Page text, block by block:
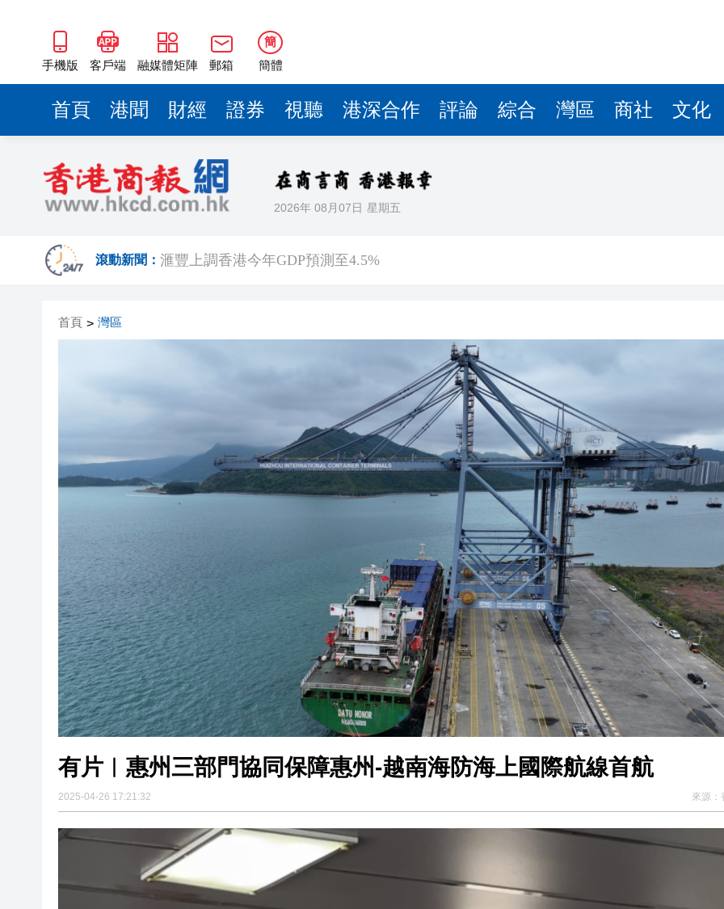
手機版 客戶端 融媒體矩陣 郵箱
簡
簡體
首頁 港聞 財經 證券 視聽 港深合作 評論 綜合 灣區 商社 文化
2026年 08月07日 星期五
滾動新聞： 滙豐上調香港今年GDP預測至4.5%
報考熱度持續高漲 今年深圳大學錄取457名港澳台僑生
有片〡警方葵涌廣場巡查掃童黨 網民：掃埋班賣書仔
民青局舉辦關愛隊培訓班 麥美娟：關愛隊已成地區治理團隊一份子
【港樓】CCL連跌兩周共0.45% 中原料高位反覆
首頁 > 灣區
有片︱惠州三部門協同保障惠州-越南海防海上國際航線首航
2025-04-26 17:21:32 來源：